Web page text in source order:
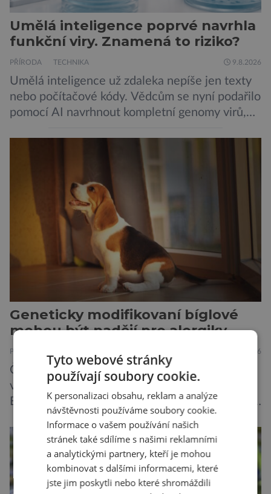
Umělá inteligence poprvé navrhla
funkční viry. Znamená to riziko?
PŘÍRODA TECHNIKA 9.8.2026
Umělá inteligence už zdaleka nepíše jen texty
nebo počítačové kódy. Vědcům se nyní podařilo
pomocí AI navrhnout kompletní genomy virů,
Takový postup není samoúčelný, protože by
otázky biologické bezpečnosti. Výzkumníci ze
Stanfordovy univerzity a Arc Institute […]
Geneticky modifikovaní bíglové
mohou být nadějí pro alergiky
PŘÍRODA 7.8.2026
Češi jsou milovníky psů, alespoň jeden se
vyskytuje ve 42 % českých domácností.
Existuje však poměrně velká skupina lidí, kteří
by si psa rádi pořídili, ale nemohou, protože
jsou alergičtí. Jejich imunitní systém
přecitlivěle reaguje na proteiny obsažené v
psích slinách, potu, moči a šupinkách kůže,
zachycených v srsti. Vědci nyní geneticky
Tyto webové stránky
používají soubory cookie.
K personalizaci obsahu, reklam a analýze
návštěvnosti používáme soubory cookie.
Informace o vašem používání našich
stránek také sdílíme s našimi reklamními
a analytickými partnery, kteří je mohou
kombinovat s dalšími informacemi, které
jste jim poskytli nebo které shromáždili